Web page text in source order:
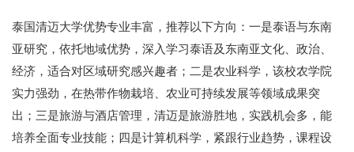
泰国清迈大学优势专业丰富，推荐以下方向：一是泰语与东南
亚研究，依托地域优势，深入学习泰语及东南亚文化、政治、
经济，适合对区域研究感兴趣者；二是农业科学，该校农学院
实力强劲，在热带作物栽培、农业可持续发展等领域成果突
出；三是旅游与酒店管理，清迈是旅游胜地，实践机会多，能
培养全面专业技能；四是计算机科学，紧跟行业趋势，课程设